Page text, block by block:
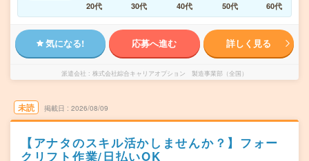
20代
30代 40代 50代 60代
気になる! 応募へ進む 詳しく見る
派遣会社 株式会社綜合キャリアオプション 製造事業部（全国）
未読 掲載日 2026/08/09
【アナタのスキル活かしませんか？】フォー
クリフト作業/日払いOK